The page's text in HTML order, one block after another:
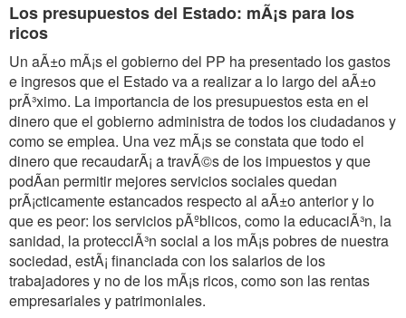
Los presupuestos del Estado: mÃ¡s para los
ricos
Un aÃ±o mÃ¡s el gobierno del PP ha presentado los gastos
e ingresos que el Estado va a realizar a lo largo del aÃ±o
prÃ³ximo. La importancia de los presupuestos esta en el
dinero que el gobierno administra de todos los ciudadanos y
como se emplea. Una vez mÃ¡s se constata que todo el
dinero que recaudarÃ¡ a travÃ©s de los impuestos y que
podÃan permitir mejores servicios sociales quedan
prÃ¡cticamente estancados respecto al aÃ±o anterior y lo
que es peor: los servicios pÃºblicos, como la educaciÃ³n, la
sanidad, la protecciÃ³n social a los mÃ¡s pobres de nuestra
sociedad, estÃ¡ financiada con los salarios de los
trabajadores y no de los mÃ¡s ricos, como son las rentas
empresariales y patrimoniales.